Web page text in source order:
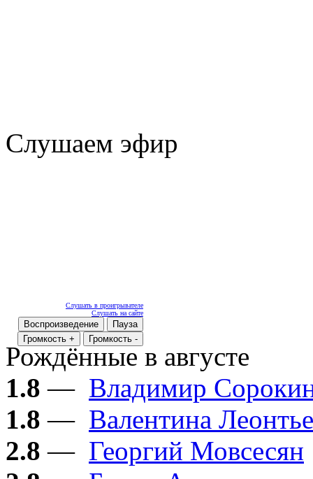
Слушаем эфир
Слушать в проигрывателе
Слушать на сайте
Воспроизведение
Пауза
Громкость +
Громкость -
Рождённые в августе
1.8 — Владимир
1.8 — Валентина
2.8 — Георгий Мовсесян